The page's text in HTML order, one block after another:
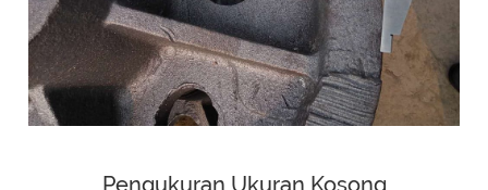
Pengukuran Ukuran Kosong